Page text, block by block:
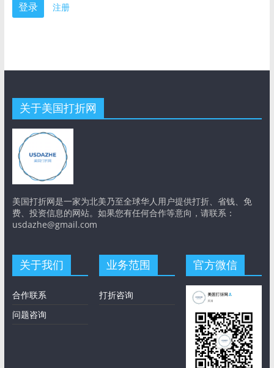
注册
关于美国打折网
美国打折网是一家为北美乃至全球华人用户提供打折、省钱、免
费、投资信息的网站。如果您有任何合作等意向，请联系：
usdazhe@gmail.com
关于我们
合作联系
问题咨询
业务范围
打折咨询
官方微信